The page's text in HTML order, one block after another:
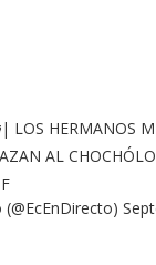
LOS HERMANOS
AL